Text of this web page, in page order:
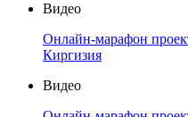
Видео
Онлайн-марафон
Киргизия
Видео